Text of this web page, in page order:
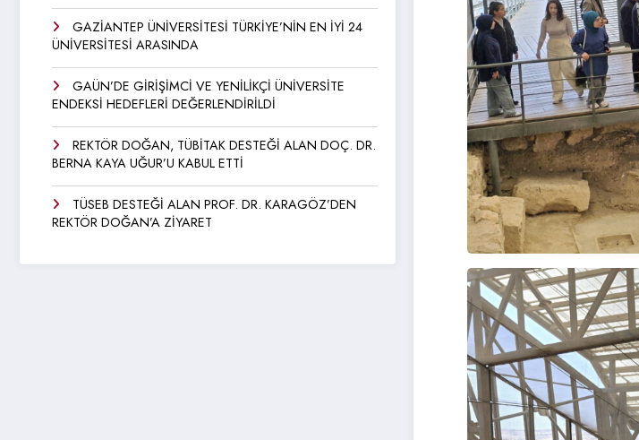
GAZİANTEP ÜNİVERSİTESİ TÜRKİYE’NİN EN İYİ 24
ÜNİVERSİTESİ ARASINDA
GAÜN’DE GİRİŞİMCİ VE YENİLİKÇİ ÜNİVERSİTE
ENDEKSİ HEDEFLERİ DEĞERLENDİRİLDİ
REKTÖR DOĞAN, TÜBİTAK DESTEĞİ ALAN DOÇ. DR.
BERNA KAYA UĞUR’U KABUL ETTİ
TÜSEB DESTEĞİ ALAN PROF. DR. KARAGÖZ’DEN
REKTÖR DOĞAN’A ZİYARET